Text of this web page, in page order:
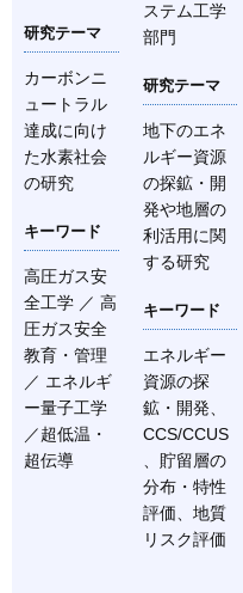
研究テーマ
カーボンニ
ュートラル
達成に向け
た水素社会
の研究
キーワード
高圧ガス安
全工学 ／ 高
圧ガス安全
教育・管理
／ エネルギ
ー量子工学
／超低温・
超伝導
ステム工学
部門
研究テーマ
地下のエネ
ルギー資源
の探鉱・開
発や地層の
利活用に関
する研究
キーワード
エネルギー
資源の探
鉱・開発、
CCS/CCUS
、貯留層の
分布・特性
評価、地質
リスク評価